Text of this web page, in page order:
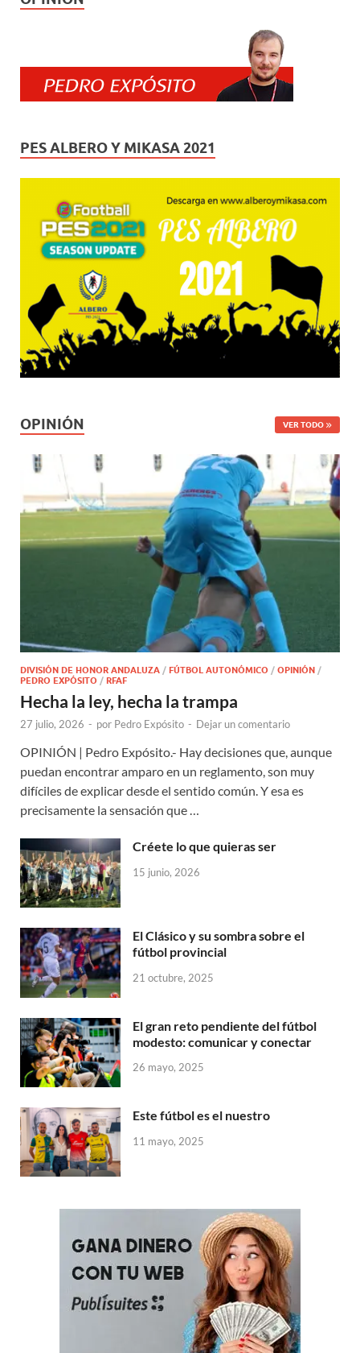
PES ALBERO Y MIKASA 2021
OPINIÓN VER TODO
DIVISIÓN DE HONOR ANDALUZA / FÚTBOL AUTONÓMICO / OPINIÓN /
PEDRO EXPÓSITO / RFAF
Hecha la ley, hecha la trampa
27 julio, 2026 - por Pedro Expósito - Dejar un comentario
OPINIÓN | Pedro Expósito.- Hay decisiones que, aunque
puedan encontrar amparo en un reglamento, son muy
difíciles de explicar desde el sentido común. Y esa es
precisamente la sensación que …
Créete lo que quieras ser
15 junio, 2026
El Clásico y su sombra sobre el
fútbol provincial
21 octubre, 2025
El gran reto pendiente del fútbol
modesto: comunicar y conectar
26 mayo, 2025
Este fútbol es el nuestro
11 mayo, 2025